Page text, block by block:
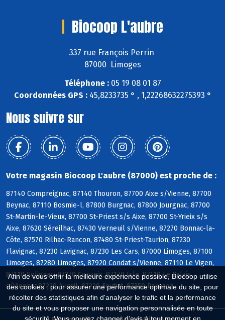
Afin de vous offrir la meilleure expérience possible, Biocoop utilise
des cookies : pour assurer une performance optimale du site, pour
récolter des statistiques afin d'analyser le trafic et la performance
du site et vous proposer une navigation personnalisée en toute
Biocoop L'aubre
337 rue François Perrin
87000 Limoges
Téléphone :05 19 08 01 87
Coordonnées GPS :45,8233735 ° , 1,22268632275393 °
Nous suivre sur
Votre magasin Biocoop L'aubre (87000) est proche de :
87140 Compreignac, 87140 Thouron, 87700 Aixe s/Vienne, 87700
Beynac, 87110 Bosmie-l, 87800 Burgnac, 87800 Jourgnac, 87700
St-Martin-le-Vieux, 87700 St-Priest s/s Aixe, 87700 St-Yrieix s/s
Aixe, 87620 Séreilhac, 87430 Verneuil s/Vienne, 87270 Bonnac-la-
Côte, 87570 Rilhac-Rancon, 87480 St-Priest-Taurion, 87230
Flavignac, 87230 Lavignac, 87230 Les Cars, 87000 Limoges, 87100
Limoges, 87280 Limoges, 87920 Condat s/Vienne, 87110 Le Vigen,
87110 Solignac, 87270 Couzeix, 87170 Isle, 87410 Le Palais
s/Vienne, 87220 Aureil, 87220 Feytiat, 87350 Panazol